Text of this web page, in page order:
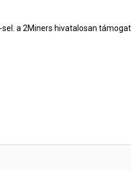
a 2Miners hivatalosan